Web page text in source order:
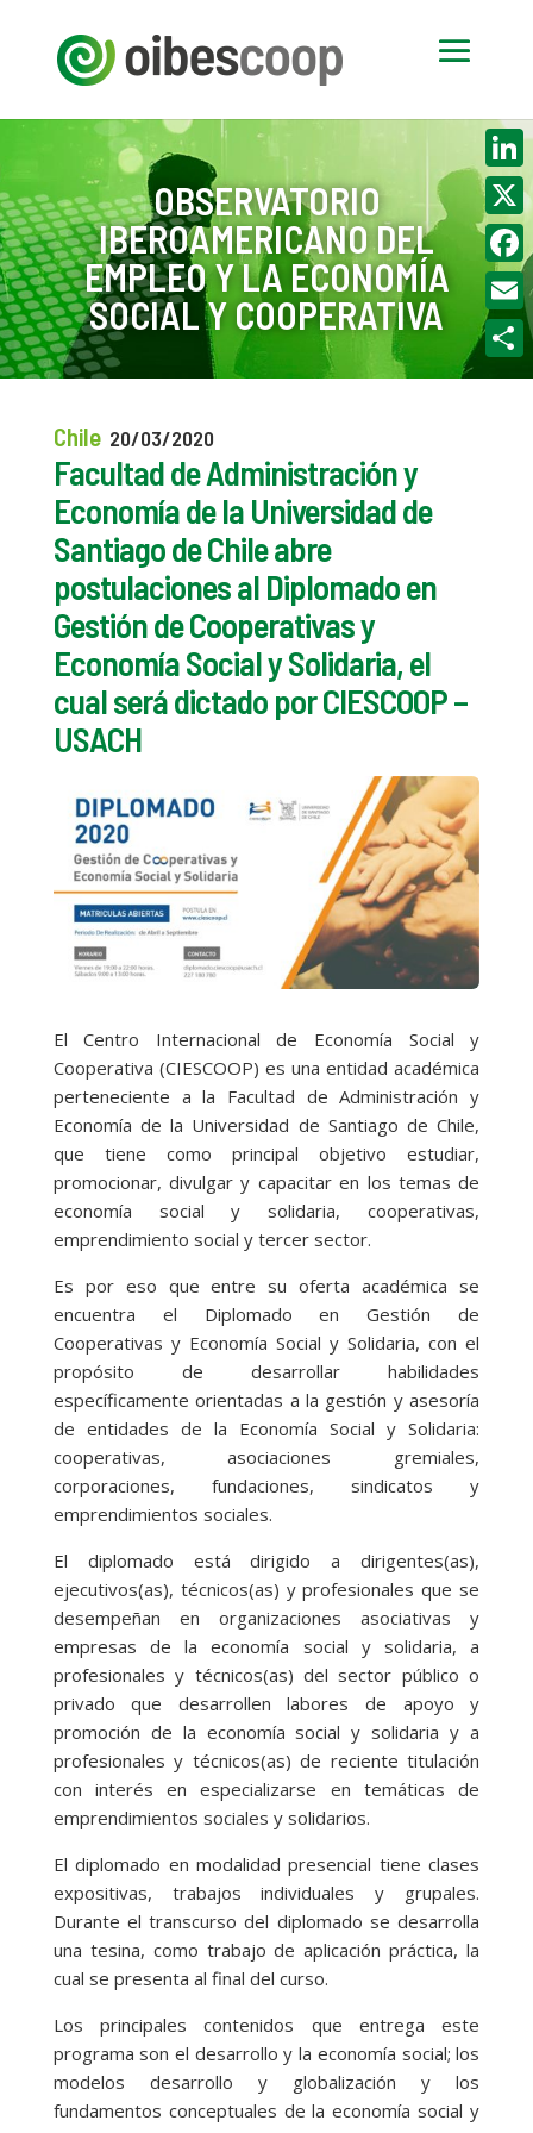
OBSERVATORIO
IBEROAMERICANO DEL
EMPLEO Y LA ECONOMÍA
SOCIAL Y COOPERATIVA
Chile 20/03/2020
Facultad de Administración y
Economía de la Universidad de
Santiago de Chile abre
postulaciones al Diplomado en
Gestión de Cooperativas y
Economía Social y Solidaria, el
cual será dictado por CIESCOOP –
USACH
El Centro Internacional de Economía Social y
Cooperativa (CIESCOOP) es una entidad académica
perteneciente a la Facultad de Administración y
Economía de la Universidad de Santiago de Chile,
que tiene como principal objetivo estudiar,
promocionar, divulgar y capacitar en los temas de
economía social y solidaria, cooperativas,
emprendimiento social y tercer sector.
Es por eso que entre su oferta académica se
encuentra el Diplomado en Gestión de
Cooperativas y Economía Social y Solidaria, con el
propósito de desarrollar habilidades
específicamente orientadas a la gestión y asesoría
de entidades de la Economía Social y Solidaria:
cooperativas, asociaciones gremiales,
corporaciones, fundaciones, sindicatos y
emprendimientos sociales.
El diplomado está dirigido a dirigentes(as),
ejecutivos(as), técnicos(as) y profesionales que se
desempeñan en organizaciones asociativas y
empresas de la economía social y solidaria, a
profesionales y técnicos(as) del sector público o
privado que desarrollen labores de apoyo y
promoción de la economía social y solidaria y a
profesionales y técnicos(as) de reciente titulación
con interés en especializarse en temáticas de
emprendimientos sociales y solidarios.
El diplomado en modalidad presencial tiene clases
expositivas, trabajos individuales y grupales.
Durante el transcurso del diplomado se desarrolla
una tesina, como trabajo de aplicación práctica, la
cual se presenta al final del curso.
Los principales contenidos que entrega este
programa son el desarrollo y la economía social; los
modelos desarrollo y globalización y los
fundamentos conceptuales de la economía social y
X
Email